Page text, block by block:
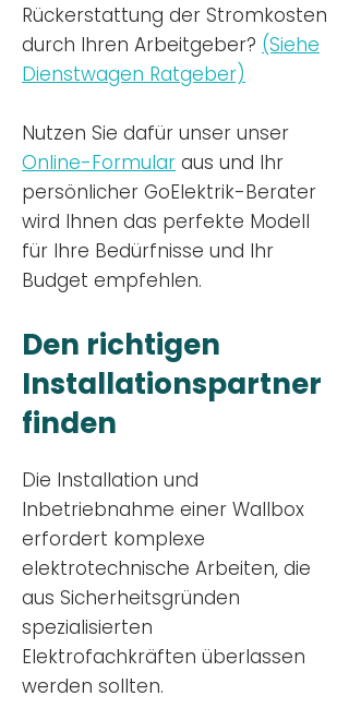
Rückerstattung der Stromkosten
durch Ihren Arbeitgeber? (Siehe
Dienstwagen Ratgeber)
Nutzen Sie dafür unser unser
Online-Formular aus und Ihr
persönlicher GoElektrik-Berater
wird Ihnen das perfekte Modell
für Ihre Bedürfnisse und Ihr
Budget empfehlen.
Den richtigen
Installationspartner
finden
Die Installation und
Inbetriebnahme einer Wallbox
erfordert komplexe
elektrotechnische Arbeiten, die
aus Sicherheitsgründen
spezialisierten
Elektrofachkräften überlassen
werden sollten.